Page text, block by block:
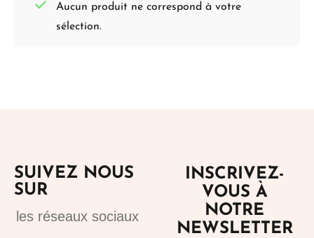
Aucun produit ne correspond à votre
sélection.
SUIVEZ NOUS
SUR
les réseaux sociaux
INSCRIVEZ-
VOUS À
NOTRE
NEWSLETTER